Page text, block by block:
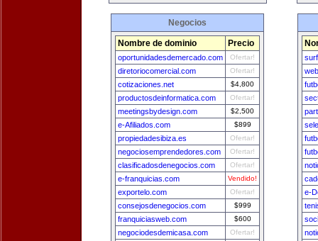
Negocios
Nombre de dominio Precio
oportunidadesdemercado.com Ofertar!
diretoriocomercial.com Ofertar!
cotizaciones.net $4,800
productosdeinformatica.com Ofertar!
meetingsbydesign.com $2,500
e-Afiliados.com $899
propiedadesibiza.es Ofertar!
negociosemprendedores.com Ofertar!
clasificadosdenegocios.com Ofertar!
e-franquicias.com Vendido!
exportelo.com Ofertar!
consejosdenegocios.com $999
franquiciasweb.com $600
negociodesdemicasa.com Ofertar!
e-